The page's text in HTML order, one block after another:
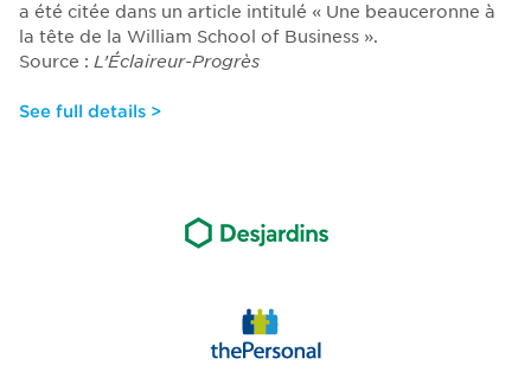
a été citée dans un article intitulé « Une beauceronne à
la tête de la William School of Business ».
Source : L’Éclaireur-Progrès
See full details >